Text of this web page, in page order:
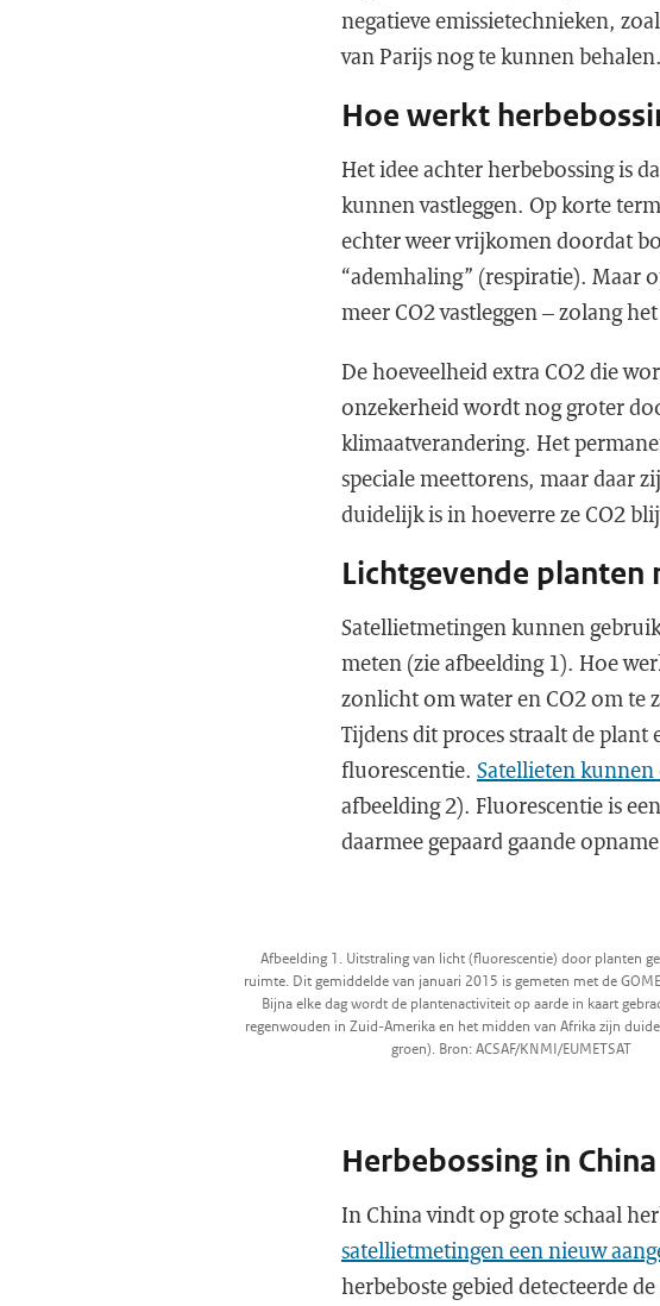
negatieve emissietechnieken,
van Parijs nog te kunnen behalen.
Hoe werkt
Het idee achter herbebossing is
kunnen vastleggen. Op korte
echter weer vrijkomen doordat
“ademhaling” (respiratie). Maar
meer CO2 vastleggen – zolang
De hoeveelheid extra CO2 die
onzekerheid wordt nog groter
klimaatverandering. Het
speciale meettorens, maar daar
duidelijk is in hoeverre ze CO2
Lichtgevende
Satellietmetingen kunnen
meten (zie afbeelding 1). Hoe
zonlicht om water en CO2 om te
Tijdens dit proces straalt de plant
fluorescentie. Satellieten
afbeelding 2). Fluorescentie is
daarmee gepaard gaande
Afbeelding 1. Uitstraling van licht (fluorescentie) door planten
ruimte. Dit gemiddelde van januari 2015 is gemeten met de
Bijna elke dag wordt de plantenactiviteit op aarde in kaart
regenwouden in Zuid-Amerika en het midden van Afrika zijn
groen). Bron: ACSAF/KNMI/EUMETSAT
Herbebossing in China
In China vindt op grote schaal
satellietmetingen een nieuw
herbeboste gebied detecteerde